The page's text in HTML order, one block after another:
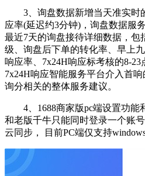
3、询盘数据新增当天准实时
应率(延迟约3分钟)，询盘数据服
最近7天的询盘接待详细数据，包
级、询盘后下单的转化率、早上
响应率、7x24H响应标考核的8-23
7x24H响应智能服务平台介入首
询分相关的整体服务建议。
4、1688商家版pc端设置功能
和老版千牛只能同时登录一个账
云同步， 目前PC端仅支持